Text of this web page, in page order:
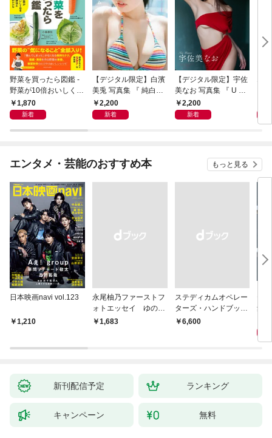
野菜を買ったら図鑑 -
野菜が10倍おいしくな
る保存法と64のレシピ
-
1,870
新着
【デジタル限定】白濱
美兎 写真集 『 純白の
プリズム 』
2,200
新着
【デジタル限定】宇佐
美なお 写真集 『 U ～
Best Selection ～ 』
2,200
新着
エンタメ・芸能のおすすめ本 もっと見る
日本映画navi vol.123
1,210
永尾柚乃ファーストフ
ォトエッセイ ゆのも
のがたり
￥1,683
ステディカムオペレー
ターズ・ハンドブック
日本語版 電子版 第２
￥6,600
集
ウ
【
新刊配信予定 ランキング
キャンペーン 無料